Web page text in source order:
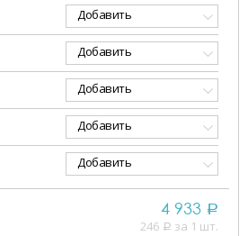
Добавить
Добавить
Добавить
Добавить
Добавить
4 933 a
246 a за 1 шт.